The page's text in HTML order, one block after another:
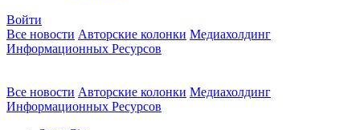
Войти
Все новости Авторские колонки Медиахолдинг
Информационных Ресурсов
Все новости Авторские колонки Медиахолдинг
Информационных Ресурсов